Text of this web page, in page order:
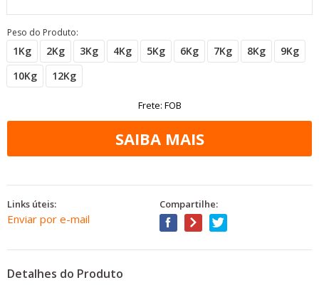
Peso do Produto:
1Kg 2Kg 3Kg 4Kg 5Kg 6Kg 7Kg 8Kg
9Kg
10Kg
12Kg
Frete: FOB
Links úteis:
Enviar por e-mail
Compartilhe:
Detalhes do Produto